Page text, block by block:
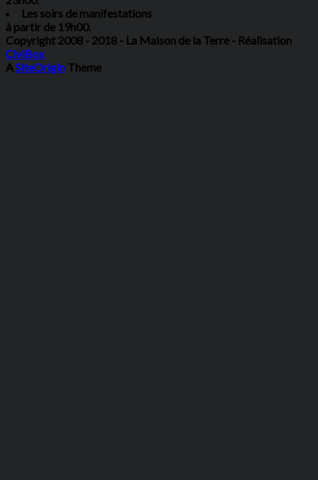
Les soirs de manifestations
à partir de 19h00.
Copyright 2008 - 2018 - La Maison de la Terre - Réalisation
CiviBox
ASiteOrigin Theme